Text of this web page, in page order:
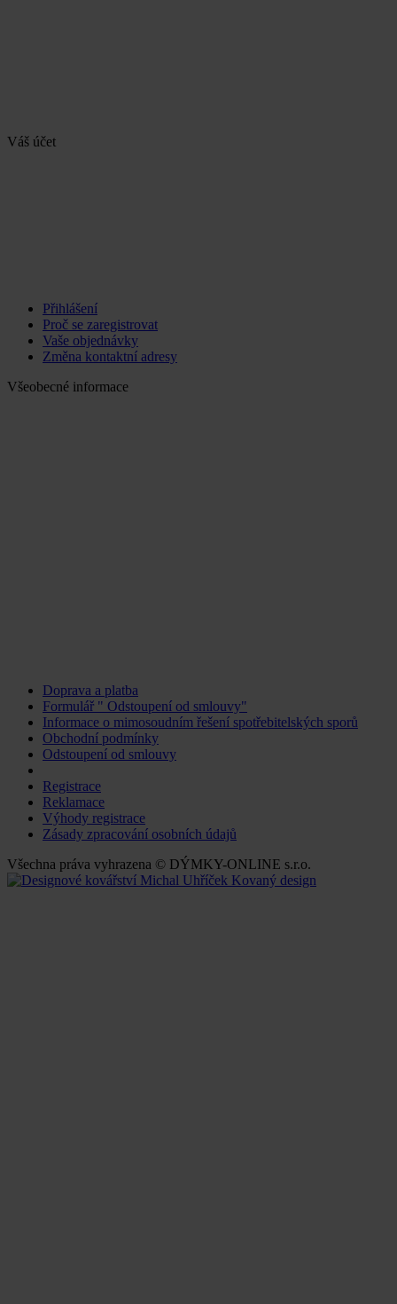
Váš účet
Přihlášení
Proč se zaregistrovat
Vaše objednávky
Změna kontaktní adresy
Všeobecné informace
Doprava a platba
Formulář " Odstoupení od smlouvy"
Informace o mimosoudním řešení spotřebitelských sporů
Obchodní podmínky
Odstoupení od smlouvy
Registrace
Reklamace
Výhody registrace
Zásady zpracování osobních údajů
Všechna práva vyhrazena © DÝMKY-ONLINE s.r.o.
Kovaný design